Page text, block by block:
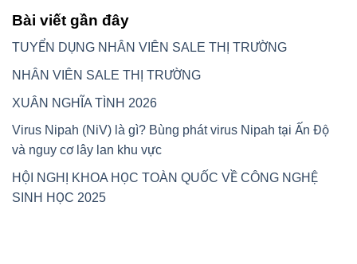
Bài viết gần đây
TUYỂN DỤNG NHÂN VIÊN SALE THỊ TRƯỜNG
NHÂN VIÊN SALE THỊ TRƯỜNG
XUÂN NGHĨA TÌNH 2026
Virus Nipah (NiV) là gì? Bùng phát virus Nipah tại Ấn Độ
và nguy cơ lây lan khu vực
HỘI NGHỊ KHOA HỌC TOÀN QUỐC VỀ CÔNG NGHỆ
SINH HỌC 2025